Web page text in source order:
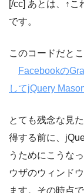
[/cc] あとは、↑こ
です。
このコードだと
Facebookの
してjQuery
とても残念な見
得する前に、
うためにこうな
ウザのウィンド
ます。その時点